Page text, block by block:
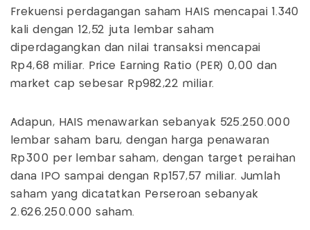
Frekuensi perdagangan saham HAIS mencapai 1.340
kali dengan 12,52 juta lembar saham
diperdagangkan dan nilai transaksi mencapai
Rp4,68 miliar. Price Earning Ratio (PER) 0,00 dan
market cap sebesar Rp982,22 miliar.
Adapun, HAIS menawarkan sebanyak 525.250.000
lembar saham baru, dengan harga penawaran
Rp300 per lembar saham, dengan target peraihan
dana IPO sampai dengan Rp157,57 miliar. Jumlah
saham yang dicatatkan Perseroan sebanyak
2.626.250.000 saham.